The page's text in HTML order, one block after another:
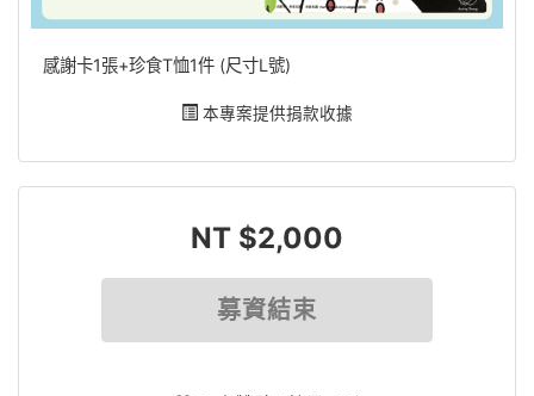
感謝卡1張+珍食T恤1件 (尺寸L號)
本專案提供捐款收據
NT $2,000
募資結束